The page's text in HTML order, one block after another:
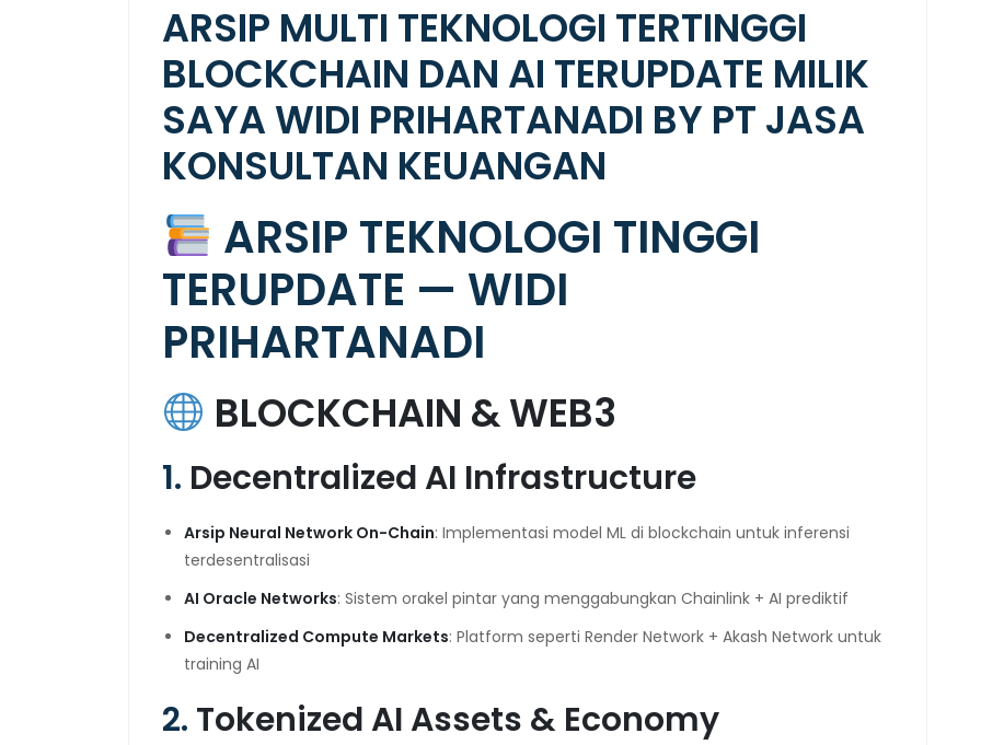
ARSIP MULTI TEKNOLOGI TERTINGGI
BLOCKCHAIN DAN AI TERUPDATE MILIK
SAYA WIDI PRIHARTANADI BY PT JASA
KONSULTAN KEUANGAN
ARSIP TEKNOLOGI TINGGI
TERUPDATE — WIDI
PRIHARTANADI
BLOCKCHAIN & WEB3
1. Decentralized AI Infrastructure
Arsip Neural Network On-Chain: Implementasi model ML di blockchain untuk inferensi
terdesentralisasi
AI Oracle Networks: Sistem orakel pintar yang menggabungkan Chainlink + AI prediktif
Decentralized Compute Markets: Platform seperti Render Network + Akash Network untuk
training AI
2. Tokenized AI Assets & Economy